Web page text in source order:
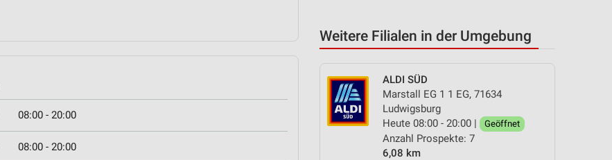
Weitere Filialen in der Umgebung
ALDI SÜD
Marstall EG 1 1 EG, 71634
Ludwigsburg
Heute 08:00 - 20:00 |
Geöffnet
Anzahl Prospekte: 7
6,08 km
08:00 - 20:00
08:00 - 20:00